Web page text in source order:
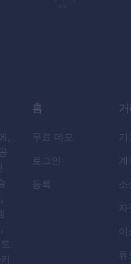
,
홈
무료 데모
로그인
등록
기
계
소
자
이